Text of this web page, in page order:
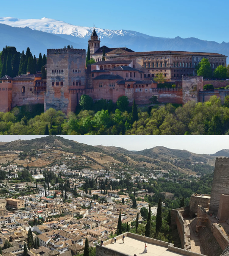
y bacalao), los guisos contundentes como la
Antón, ni dulces como losPiononos
pequeños bizcochos bañados en almíbar y coronados con
una cremosa crema pastelera.
Granada también se encuentra en laregión vinícoladel
Altiplano, conocida por sus tintos intensos y blancos
frescos de variedades de uva autóctonas e internacionales.
Las cercanas zonas vitivinícolas deGuadixy la
Contraviesa-Alpujarraofrecen bodegas que puedes
visitar para realizar catas, con impresionantes vistas a
viñedos en terrazas y olivares.
Nuestrosexpertos localeshan elegido a losmejores
operadores turísticosque ofrecentours gastronómicos,
de vino y de senderismoen Granada. Puede consultar
nuestra lista completa de los mejores tours gastronómicos
a Granada y a losmejores hoteles boutiqueen las
secciones de la guía de viaje a Granada.
Población:246,401 (2025)